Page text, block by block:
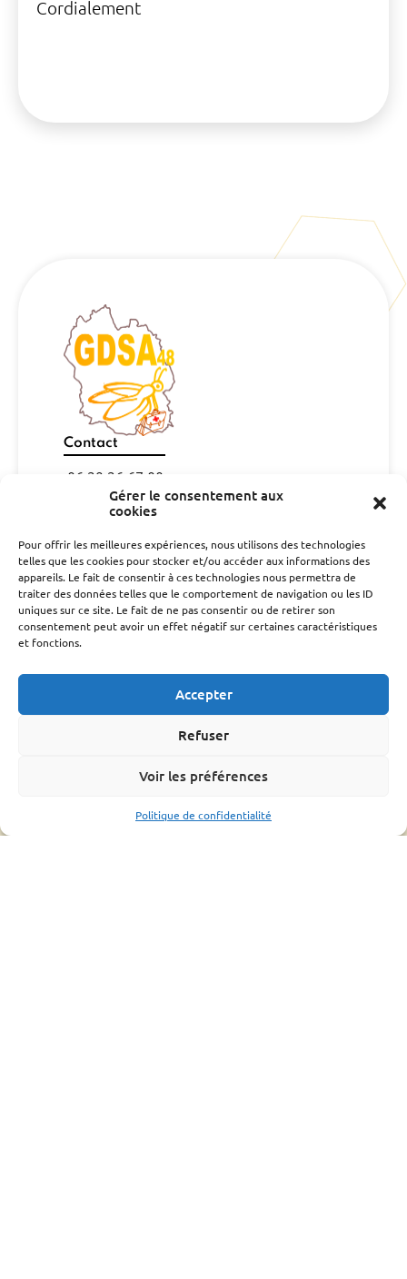
Gérer le consentement aux
cookies
Pour offrir les meilleures expériences, nous utilisons des technologies
telles que les cookies pour stocker et/ou accéder aux informations des
appareils. Le fait de consentir à ces technologies nous permettra de
traiter des données telles que le comportement de navigation ou les ID
uniques sur ce site. Le fait de ne pas consentir ou de retirer son
consentement peut avoir un effet négatif sur certaines caractéristiques
et fonctions.
Accepter
Refuser
Voir les préférences
Politique de confidentialité
Cordialement
Contact
06 29 26 67 00
gdsa48@gmail.com
CONTACT
L’association
Qui sommes nous ?
Le rucher école
Adhérer
Techniciens Sanitaires Apicoles
Le frelon Asiatique